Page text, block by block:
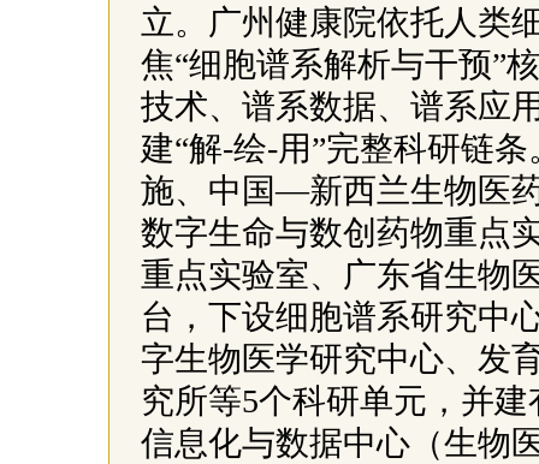
立。广州健康院依托人类
焦“细胞谱系解析与干预”
技术、谱系数据、谱系应
建“解-绘-用”完整科研链
施、中国—新西兰生物医
数字生命与数创药物重点
重点实验室、广东省生物
台，下设细胞谱系研究中
字生物医学研究中心、发
究所等5个科研单元，并
信息化与数据中心（生物